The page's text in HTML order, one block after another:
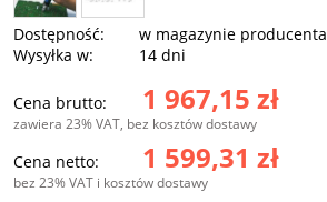
Dostępność:
w magazynie producenta
Wysyłka w:
14 dni
Cena brutto: 1 967,15 zł
zawiera 23% VAT, bez kosztów dostawy
Cena netto: 1 599,31 zł
bez 23% VAT i kosztów dostawy